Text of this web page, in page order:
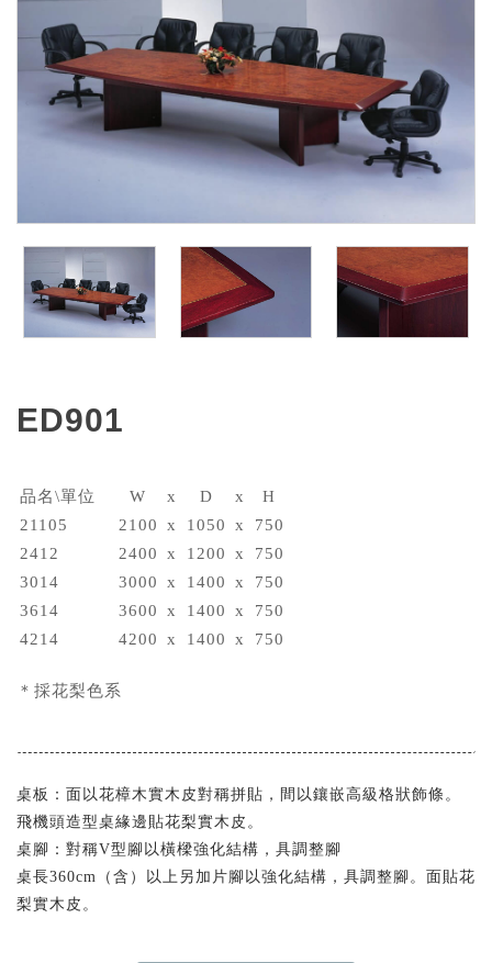
ED901
品名\單位 W x D x
H
21105
2100 x 1050 x
750
2412
2400 x 1200 x
750
3014
3000 x 1400 x
750
3614
3600 x 1400 x
750
4214
4200 x 1400 x 750
＊採花梨色系
桌板：面以花樟木實木皮對稱拼貼，間以鑲嵌高級格狀飾條。
飛機頭造型桌緣邊貼花梨實木皮。
桌腳：對稱V型腳以橫樑強化結構，具調整腳
桌長360cm（含）以上另加片腳以強化結構，具調整腳。面貼花
梨實木皮。